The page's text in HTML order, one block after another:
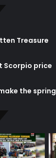
Treasure
Scorpio price
the spring